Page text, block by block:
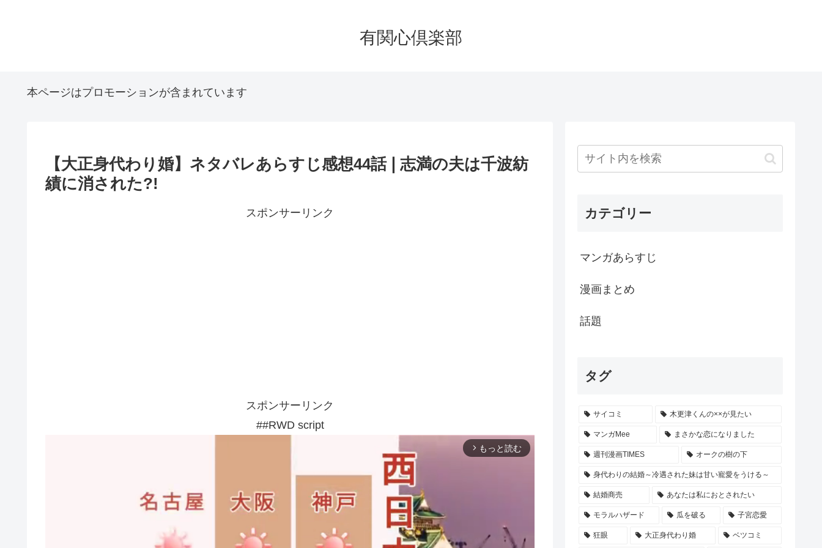
有関心倶楽部
本ページはプロモーションが含まれています
【大正身代わり婚】ネタバレあらすじ感想44話❘志満の夫は千波紡
績に消された?!
スポンサーリンク
スポンサーリンク
##RWD script
arrow_forward_ios もっと読む
カテゴリー
マンガあらすじ
漫画まとめ
話題
タグ
サイコミ 木更津くんの××が見たい
マンガMee まさかな恋になりました
週刊漫画TIMES オークの樹の下
身代わりの結婚～冷遇された妹は甘い寵愛をうける～
結婚商売 あなたは私におとされたい
モラルハザード 瓜を破る 子宮恋愛
狂眼 大正身代わり婚 ベツコミ